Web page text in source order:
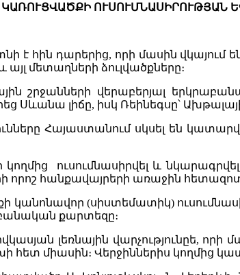
ԿԱՌՈՒՑՎԱԾՔԻ ՈՒՍՈՒՄՆԱՍԻՐՈՒԹՅԱՆ
է հին դարերից, որի մասին
մետաղների ձուլվածքները։
շրջանների վերաբերյալ
Սևանա լիճը, իսկ Ռեինեգսը՝
Հայաստանում սկսել են
կողմից ուսումնասիրվել և
որոշ հանքավայրերի առաջին
կանոնավոր (սիստեմատիկ)
քարտեզը։
լեռնային վարչությունըե, որի
հետ միասին։ Վերջիններիս կողմից